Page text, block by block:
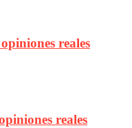
reales
reales